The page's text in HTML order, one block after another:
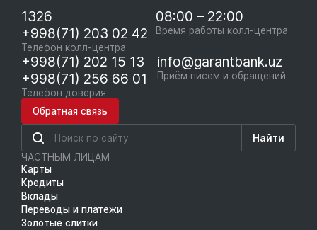
1326
+998(71) 203 02 42
Телефон колл-центра
08:00 – 22:00
Время работы колл-центра
+998(71) 202 15 13
+998(71) 256 66 01
Телефон доверия
info@garantbank.uz
Приём писем и обращений
Обратная связь
Найти
ЧАСТНЫМ ЛИЦАМ
Карты
Кредиты
Вклады
Переводы и платежи
Золотые слитки